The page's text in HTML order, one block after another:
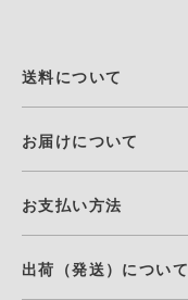
送料について
お届けについて
お支払い方法
出荷（発送）について